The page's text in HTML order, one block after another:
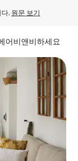
. 원문 보기
어비앤비하세요